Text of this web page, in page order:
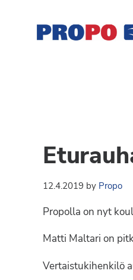
ensisijaiseen
valikkoon
pääsisältöön
ensisijaiseen
sivupalkkiin
alatunnisteeseen
Ry
on
vuonna
1997.
Yhdistys
on
Syöpäyhdistyksen
12.4.2019 by Propo
Propolla on nyt
Matti Maltari on
Vertaistukihenkilö